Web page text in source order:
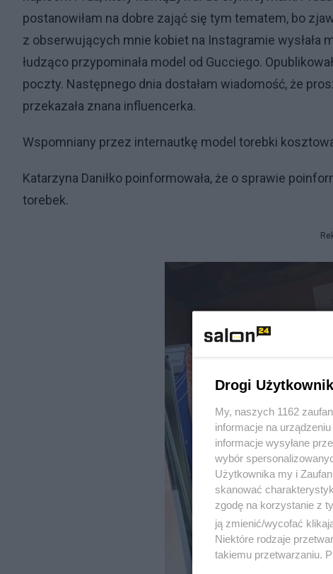
postanowiłam na dobre zająć się tym tematem, bo
z obserwujących mnie kobiet na Instagramie wysłała
łudząco przypominała model od Gucciego.
poczty. Następnego dnia dostałam wiadomość, że
przekazała znana influencerka.
Wspomniany przez internautkę model torebki
Katarzyna Daniłko poinformowała, że o sprawie
torebek.
Drogi
My, naszych 1162
informacje na
informacje wysyłane
wybór
Użytkownika my i
skanować
zgodę na korzystanie z
ją zmienić/wycofać
Niektóre rodzaje
takiemu przetwarzaniu.